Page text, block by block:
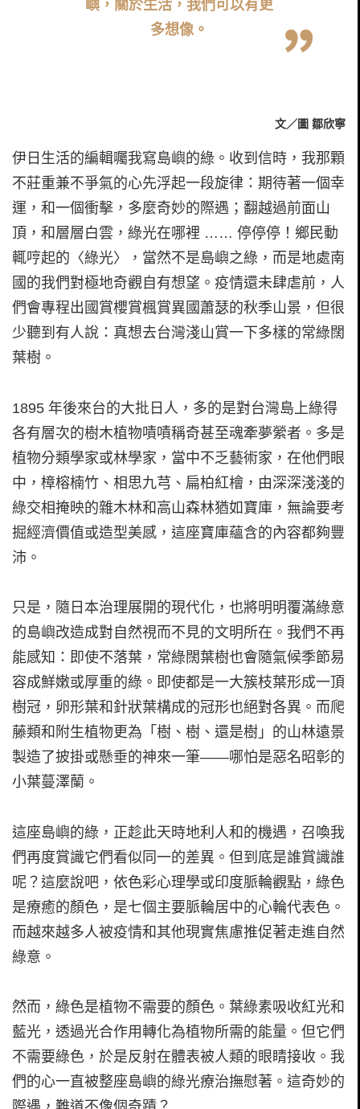
嶼，關於生活，我們可以有更
多想像。
文／圖 鄒欣寧
伊日生活的編輯囑我寫島嶼的綠。收到信時，我那顆
不莊重兼不爭氣的心先浮起一段旋律：期待著一個幸
運，和一個衝擊，多麼奇妙的際遇；翻越過前面山
頂，和層層白雲，綠光在哪裡 …… 停停停！鄉民動
輒哼起的〈綠光〉，當然不是島嶼之綠，而是地處南
國的我們對極地奇觀自有想望。疫情還未肆虐前，人
們會專程出國賞櫻賞楓賞異國蕭瑟的秋季山景，但很
少聽到有人說：真想去台灣淺山賞一下多樣的常綠闊
葉樹。
1895 年後來台的大批日人，多的是對台灣島上綠得
各有層次的樹木植物嘖嘖稱奇甚至魂牽夢縈者。多是
植物分類學家或林學家，當中不乏藝術家，在他們眼
中，樟榕楠竹、相思九芎、扁柏紅檜，由深深淺淺的
綠交相掩映的雜木林和高山森林猶如寶庫，無論要考
掘經濟價值或造型美感，這座寶庫蘊含的內容都夠豐
沛。
只是，隨日本治理展開的現代化，也將明明覆滿綠意
的島嶼改造成對自然視而不見的文明所在。我們不再
能感知：即使不落葉，常綠闊葉樹也會隨氣候季節易
容成鮮嫩或厚重的綠。即使都是一大簇枝葉形成一頂
樹冠，卵形葉和針狀葉構成的冠形也絕對各異。而爬
藤類和附生植物更為「樹、樹、還是樹」的山林遠景
製造了披掛或懸垂的神來一筆——哪怕是惡名昭彰的
小葉蔓澤蘭。
這座島嶼的綠，正趁此天時地利人和的機遇，召喚我
們再度賞識它們看似同一的差異。但到底是誰賞識誰
呢？這麼說吧，依色彩心理學或印度脈輪觀點，綠色
是療癒的顏色，是七個主要脈輪居中的心輪代表色。
而越來越多人被疫情和其他現實焦慮推促著走進自然
綠意。
然而，綠色是植物不需要的顏色。葉綠素吸收紅光和
藍光，透過光合作用轉化為植物所需的能量。但它們
不需要綠色，於是反射在體表被人類的眼睛接收。我
們的心一直被整座島嶼的綠光療治撫慰著。這奇妙的